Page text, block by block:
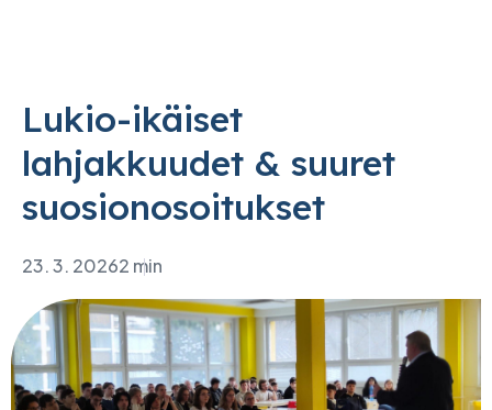
Lukio-ikäiset
lahjakkuudet & suuret
suosionosoitukset
23. 3. 20262 min